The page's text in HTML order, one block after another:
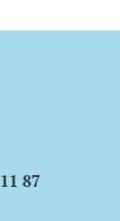
87